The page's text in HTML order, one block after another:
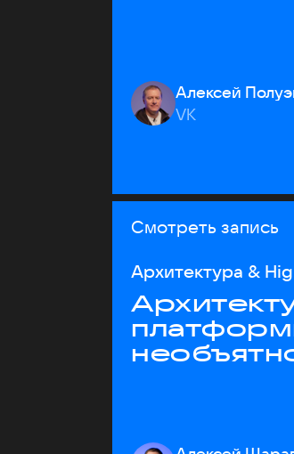
Алексей
VK
Смотреть запись
Архитектура &